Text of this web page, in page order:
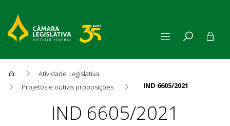
Atividade Legislativa
Projetos e outras proposições
IND 6605/2021
ProposiçãoIND 6605/2021